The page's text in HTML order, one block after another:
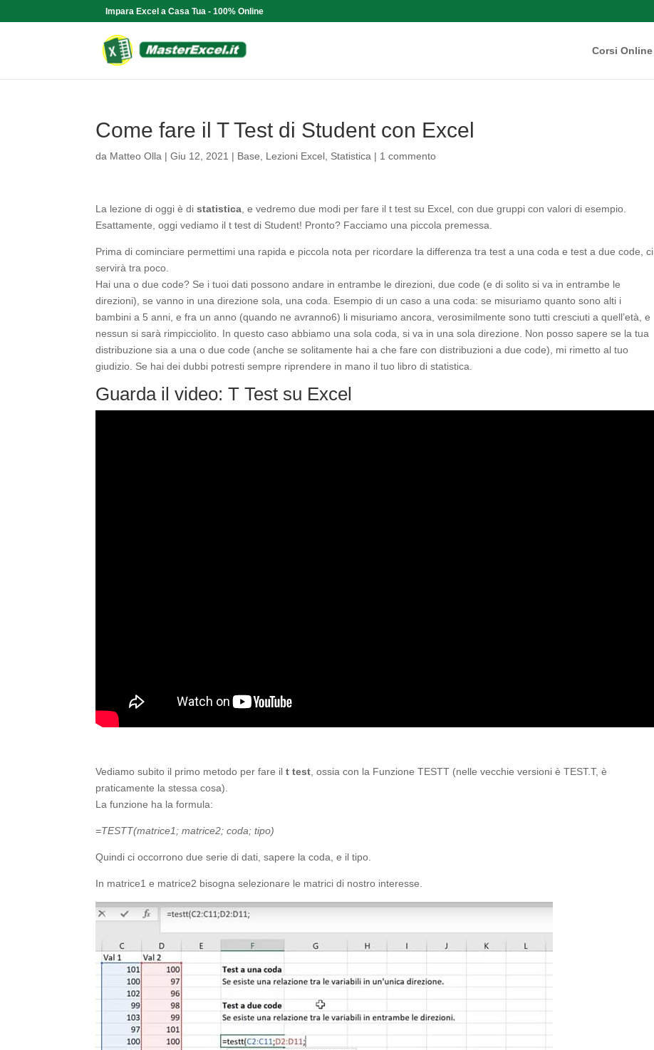
Impara Excel a Casa Tua - 100% Online
Corsi Online
Come fare il T Test di Student con Excel
da Matteo Olla |Giu 12, 2021 | Base Lezioni Excel Statistica | 1 commento
La lezione di oggi è distatistica , e vedremo due modi per fare il t test su Excel, con due gruppi con valori di esempio.
Esattamente, oggi vediamo il t test di Student! Pronto? Facciamo una piccola premessa.
Prima di cominciare permettimi una rapida e piccola nota per ricordare la differenza tra test a una coda e test a due code, ci
servirà tra poco.
Hai una o due code? Se i tuoi dati possono andare in entrambe le direzioni, due code (e di solito si va in entrambe le
direzioni), se vanno in una direzione sola, una coda. Esempio di un caso a una coda: se misuriamo quanto sono alti i
bambini a 5 anni, e fra un anno (quando ne avranno6) li misuriamo ancora, verosimilmente sono tutti cresciuti a quell’età, e
nessun si sarà rimpicciolito. In questo caso abbiamo una sola coda, si va in una sola direzione. Non posso sapere se la tua
distribuzione sia a una o due code (anche se solitamente hai a che fare con distribuzioni a due code), mi rimetto al tuo
giudizio. Se hai dei dubbi potresti sempre riprendere in mano il tuo libro di statistica.
Guarda il video: T Test su Excel
Vediamo subito il primo metodo per fare ilt test, ossia con la Funzione TESTT (nelle vecchie versioni è TEST.T, è
praticamente la stessa cosa).
La funzione ha la formula:
=TESTT(matrice1; matrice2; coda; tipo)
Quindi ci occorrono due serie di dati, sapere la coda, e il tipo.
In matrice1 e matrice2 bisogna selezionare le matrici di nostro interesse.